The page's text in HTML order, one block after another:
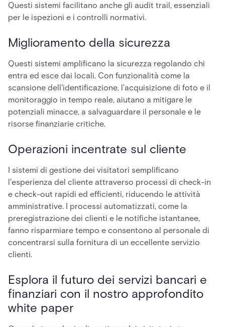
Questi sistemi facilitano anche gli audit trail, essenziali
per le ispezioni e i controlli normativi.
Miglioramento della sicurezza
Questi sistemi amplificano la sicurezza regolando chi
entra ed esce dai locali. Con funzionalità come la
scansione dell'identificazione, l'acquisizione di foto e il
monitoraggio in tempo reale, aiutano a mitigare le
potenziali minacce, a salvaguardare il personale e le
risorse finanziarie critiche.
Operazioni incentrate sul cliente
I sistemi di gestione dei visitatori semplificano
l'esperienza del cliente attraverso processi di check-in
e check-out rapidi ed efficienti, riducendo le attività
amministrative. I processi automatizzati, come la
preregistrazione dei clienti e le notifiche istantanee,
fanno risparmiare tempo e consentono al personale di
concentrarsi sulla fornitura di un eccellente servizio
clienti.
Esplora il futuro dei servizi bancari e
finanziari con il nostro approfondito
white paper